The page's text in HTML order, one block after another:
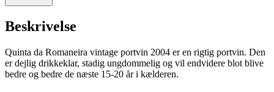
Beskrivelse
Quinta da Romaneira vintage portvin 2004 er en rigtig portvin. Den
er dejlig drikkeklar, stadig ungdommelig og vil endvidere blot blive
bedre og bedre de næste 15-20 år i kælderen.